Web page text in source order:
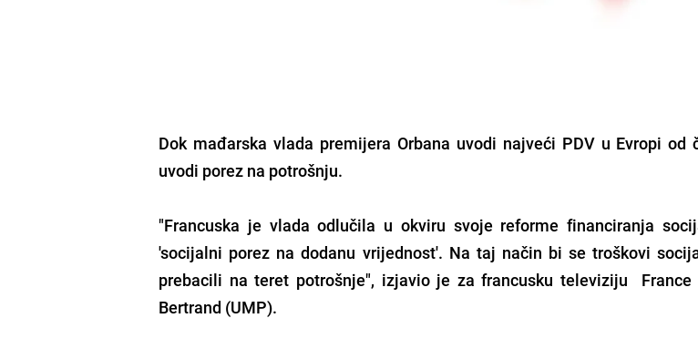
Dok mađarska vlada premijera Orbana uvodi najveći PDV u Evropi od
uvodi porez na potrošnju.
"Francuska je vlada odlučila u okviru svoje reforme financiranja
'socijalni porez na dodanu vrijednost'. Na taj način bi se troškovi
prebacili na teret potrošnje", izjavio je za francusku televiziju
Bertrand (UMP).